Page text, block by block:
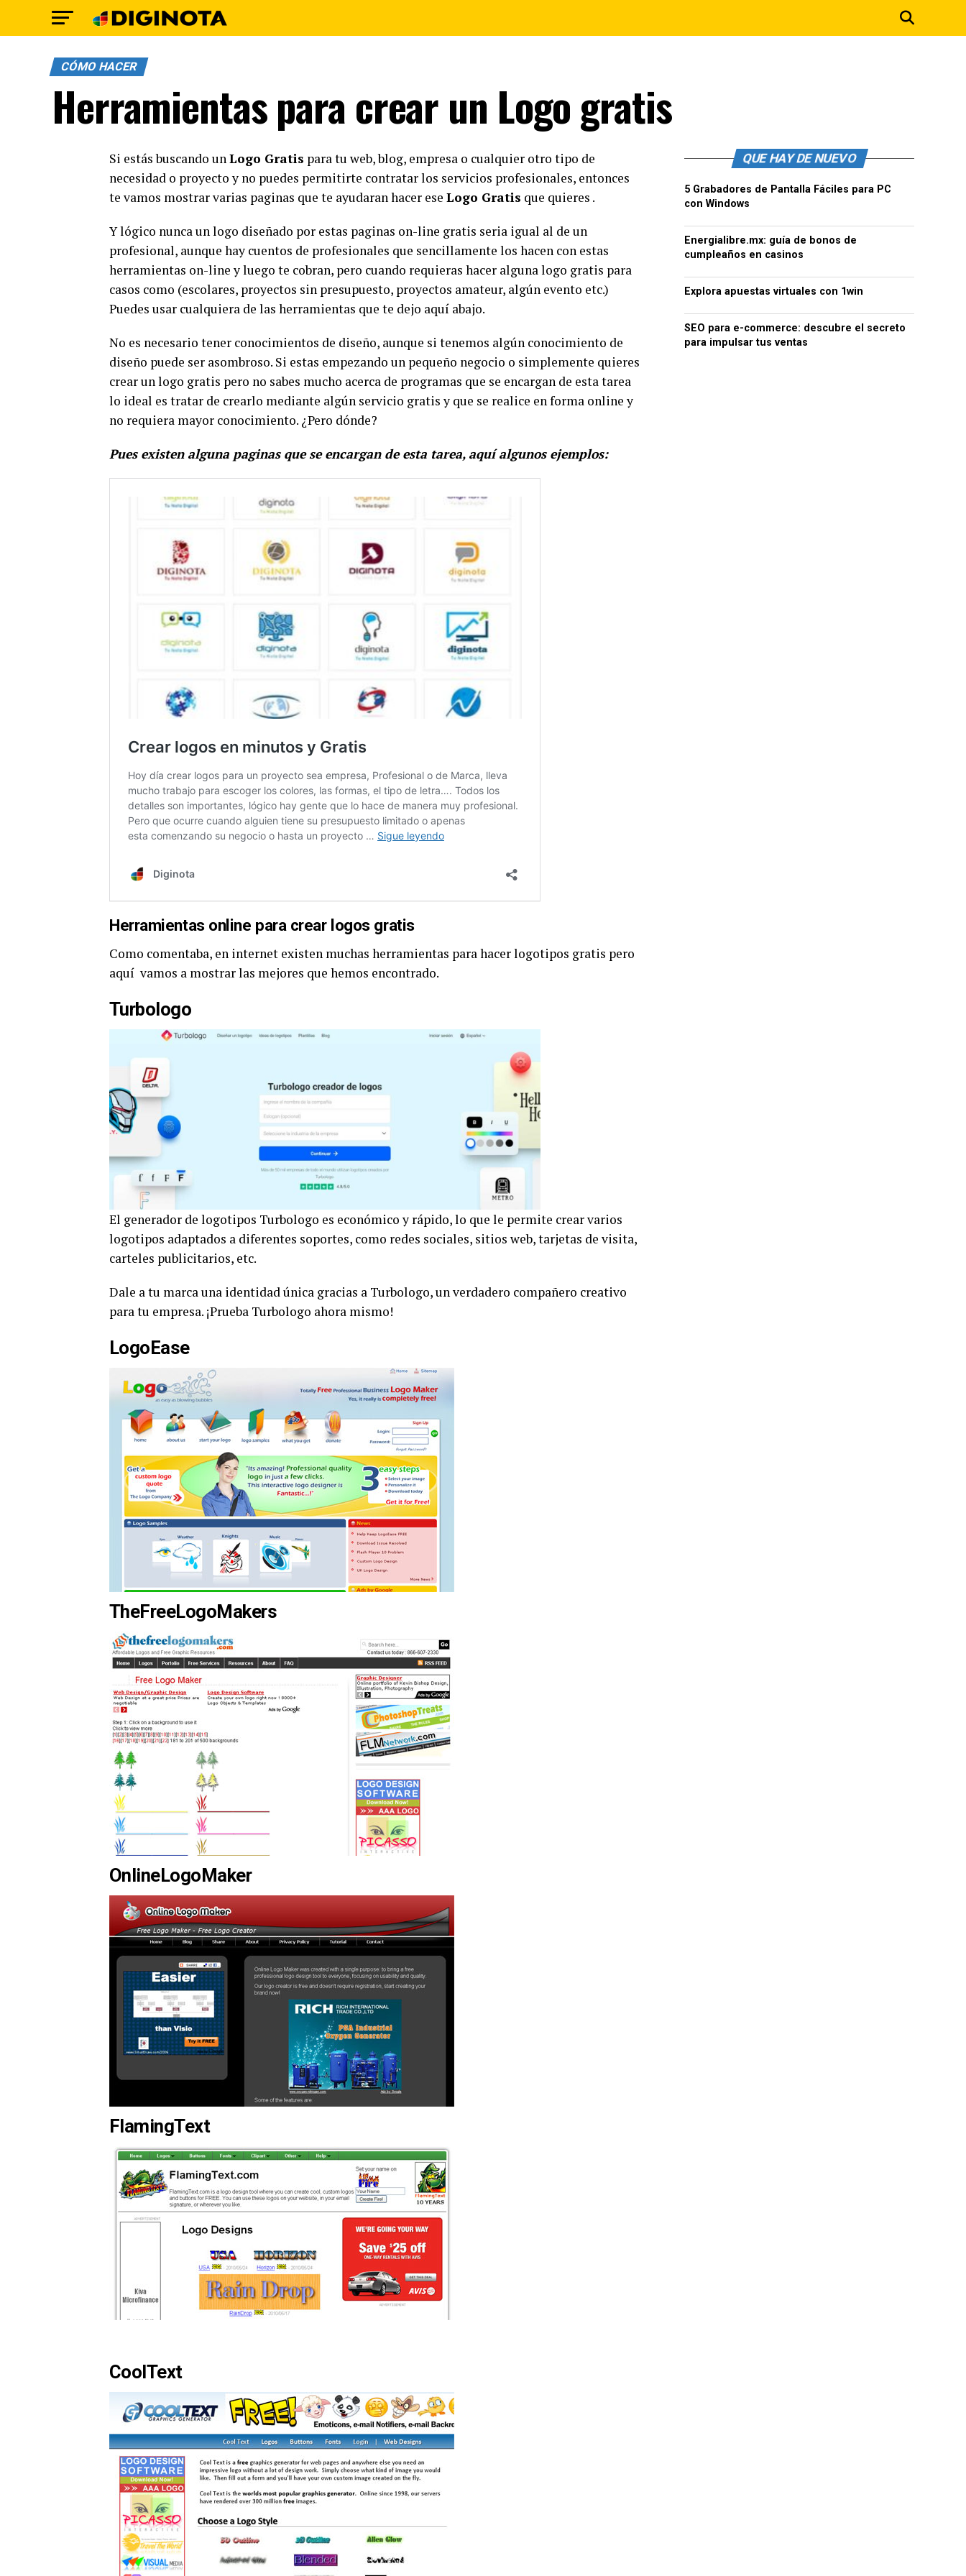
CÓMO HACER
Herramientas para crear un Logo gratis
Si estás buscando unLogo Gratis para tu web, blog, empresa o cualquier otro tipo de
necesidad o proyecto y no puedes permitirte contratar los servicios profesionales, entonces
te vamos mostrar varias paginas que te ayudaran hacer ese Logo Gratis que quieres .
Y lógico nunca un logo diseñado por estas paginas on-line gratis seria igual al de un
profesional, aunque hay cuentos de profesionales que sencillamente los hacen con estas
herramientas on-line y luego te cobran, pero cuando requieras hacer alguna logo gratis para
casos como (escolares, proyectos sin presupuesto, proyectos amateur, algún evento etc.)
Puedes usar cualquiera de las herramientas que te dejo aquí abajo.
No es necesario tener conocimientos de diseño, aunque si tenemos algún conocimiento de
diseño puede ser asombroso. Si estas empezando un pequeño negocio o simplemente quieres
crear un logo gratis pero no sabes mucho acerca de programas que se encargan de esta tarea
lo ideal es tratar de crearlo mediante algún servicio gratis y que se realice en forma online y
no requiera mayor conocimiento. ¿Pero dónde?
Pues existen alguna paginas que se encargan de esta tarea, aquí algunos ejemplos:
Herramientas online para crear logos gratis
Como comentaba, en internet existen muchas herramientas para hacer logotipos gratis pero
aquí vamos a mostrar las mejores que hemos encontrado.
Turbologo
El generador de logotipos Turbologo es económico y rápido, lo que le permite crear varios
logotipos adaptados a diferentes soportes, como redes sociales, sitios web, tarjetas de visita,
carteles publicitarios, etc.
Dale a tu marca una identidad única gracias a Turbologo, un verdadero compañero creativo
para tu empresa. ¡Prueba Turbologo ahora mismo!
LogoEase
TheFreeLogoMakers
OnlineLogoMaker
FlamingText
CoolText
QUE HAY DE NUEVO
5 Grabadores de Pantalla Fáciles para PC
con Windows
Energialibre.mx: guía de bonos de
cumpleaños en casinos
Explora apuestas virtuales con 1win
SEO para e-commerce: descubre el secreto
para impulsar tus ventas